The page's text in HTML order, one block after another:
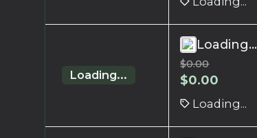
Loading...
Loading...
$0.00
$0.00
Loading...